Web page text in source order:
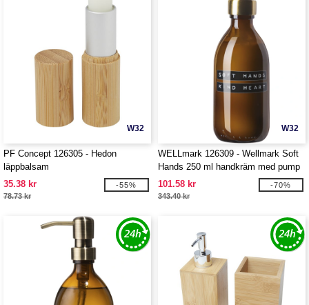
W32
PF Concept 126305 - Hedon
läppbalsam
35.38 kr
78.73 kr
-55%
W32
WELLmark 126309 - Wellmark Soft
Hands 250 ml handkräm med pump
101.58 kr
343.40 kr
-70%